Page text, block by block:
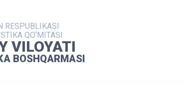
RESPUBLIKASI
QO‘MITASI
VILOYATI
BOSHQARMASI